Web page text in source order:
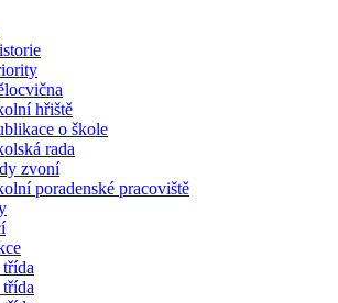
hřiště
o škole
rada
zvoní
poradenské pracoviště
třída
třída